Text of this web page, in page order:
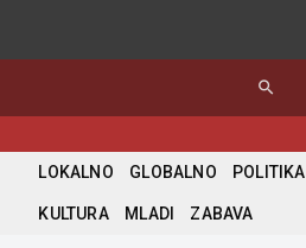
search
LOKALNO GLOBALNO POLITIKA
KULTURA MLADI ZABAVA